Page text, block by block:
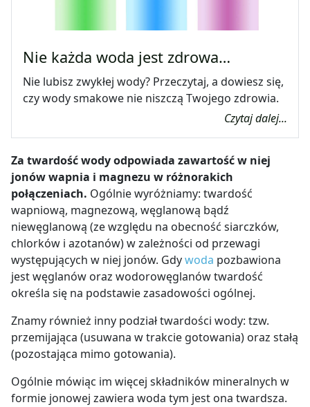
Nie każda woda jest zdrowa…
Nie lubisz zwykłej wody? Przeczytaj, a dowiesz się,
czy wody smakowe nie niszczą Twojego zdrowia.
Czytaj dalej...
Za twardość wody odpowiada zawartość w niej
jonów wapnia i magnezu w różnorakich
połączeniach. Ogólnie wyróżniamy: twardość
wapniową, magnezową, węglanową bądź
niewęglanową (ze względu na obecność siarczków,
chlorków i azotanów) w zależności od przewagi
występujących w niej jonów. Gdywoda pozbawiona
jest węglanów oraz wodorowęglanów twardość
określa się na podstawie zasadowości ogólnej.
Znamy również inny podział twardości wody: tzw.
przemijająca (usuwana w trakcie gotowania) oraz stałą
(pozostająca mimo gotowania).
Ogólnie mówiąc im więcej składników mineralnych w
formie jonowej zawiera woda tym jest ona twardsza.